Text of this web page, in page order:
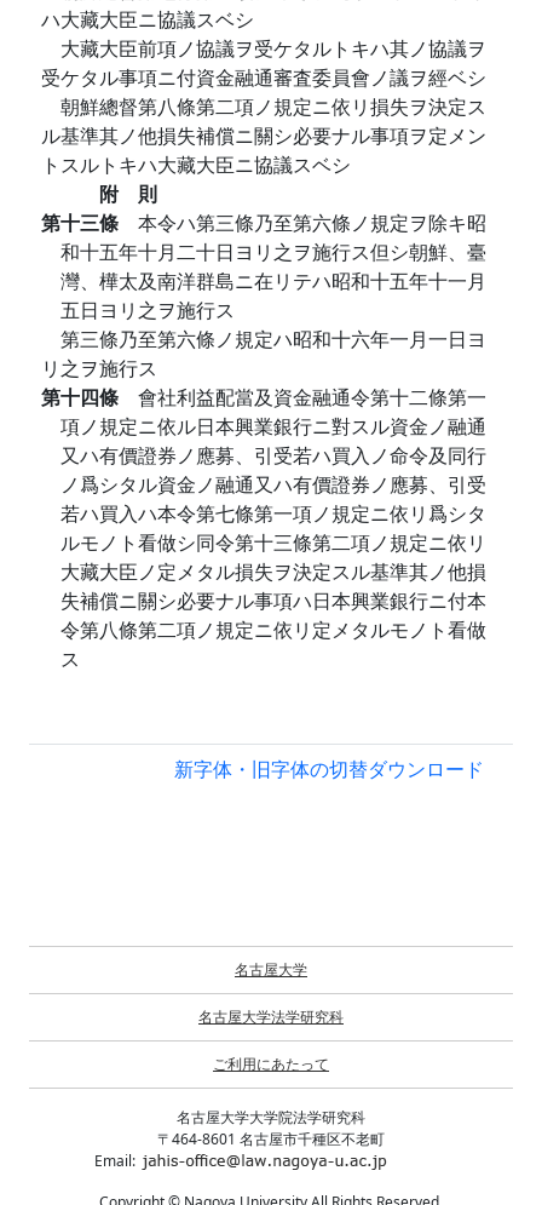
ハ大藏大臣ニ協議スベシ
大藏大臣前項ノ協議ヲ受ケタルトキハ其ノ協議ヲ
受ケタル事項ニ付資金融通審査委員會ノ議ヲ經ベシ
朝鮮總督第八條第二項ノ規定ニ依リ損失ヲ決定ス
ル基準其ノ他損失補償ニ關シ必要ナル事項ヲ定メン
トスルトキハ大藏大臣ニ協議スベシ
附 則
第十三條 本令ハ第三條乃至第六條ノ規定ヲ除キ昭
和十五年十月二十日ヨリ之ヲ施行ス但シ朝鮮、臺
灣、樺太及南洋群島ニ在リテハ昭和十五年十一月
五日ヨリ之ヲ施行ス
第三條乃至第六條ノ規定ハ昭和十六年一月一日ヨ
リ之ヲ施行ス
第十四條 會社利益配當及資金融通令第十二條第一
項ノ規定ニ依ル日本興業銀行ニ對スル資金ノ融通
又ハ有價證券ノ應募、引受若ハ買入ノ命令及同行
ノ爲シタル資金ノ融通又ハ有價證券ノ應募、引受
若ハ買入ハ本令第七條第一項ノ規定ニ依リ爲シタ
ルモノト看做シ同令第十三條第二項ノ規定ニ依リ
大藏大臣ノ定メタル損失ヲ決定スル基準其ノ他損
失補償ニ關シ必要ナル事項ハ日本興業銀行ニ付本
令第八條第二項ノ規定ニ依リ定メタルモノト看做
ス
新字体・旧字体の切替ダウンロード
名古屋大学
名古屋大学法学研究科
ご利用にあたって
名古屋大学大学院法学研究科
〒464-8601 名古屋市千種区不老町
Email: